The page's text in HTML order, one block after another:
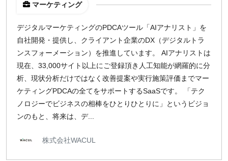
マーケティング
デジタルマーケティングのPDCAツール「AIアナリスト」を
自社開発・提供し、クライアント企業のDX（デジタルトラ
ンスフォーメーション）を推進しています。 AIアナリストは
現在、33,000サイト以上にご登録頂き人工知能が網羅的に分
析、現状分析だけではなく改善提案や実行施策評価までマー
ケティングPDCAの全てをサポートするSaaSです。 「テク
ノロジーでビジネスの相棒をひとりひとりに」というビジョ
ンのもと、将来は、デ...
株式会社WACUL